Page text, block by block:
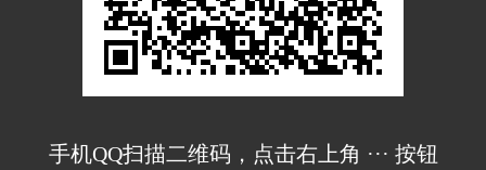
手机QQ扫描二维码，点击右上角 ··· 按钮